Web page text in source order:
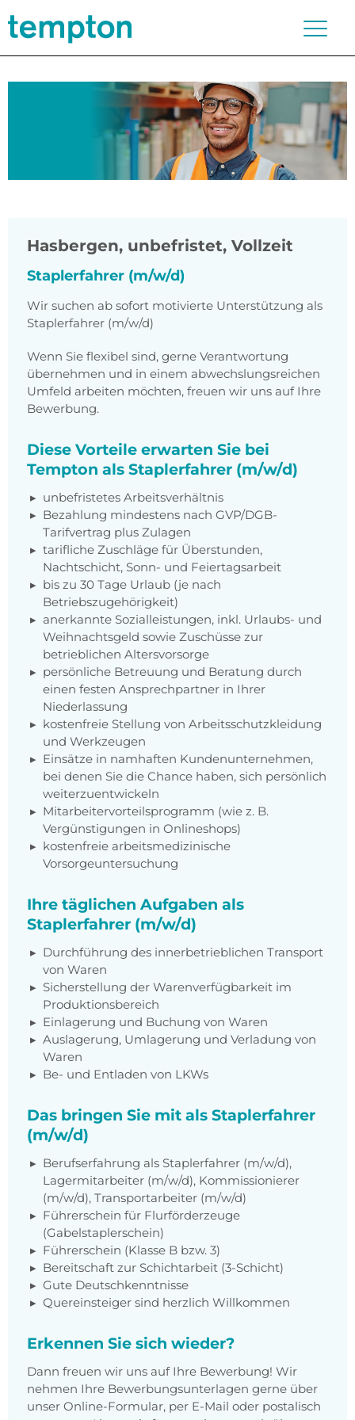
Hasbergen, unbefristet, Vollzeit
Staplerfahrer (m/w/d)
Wir suchen ab sofort motivierte Unterstützung als
Staplerfahrer (m/w/d)
Wenn Sie flexibel sind, gerne Verantwortung
übernehmen und in einem abwechslungsreichen
Umfeld arbeiten möchten, freuen wir uns auf Ihre
Bewerbung.
Diese Vorteile erwarten Sie bei
Tempton als Staplerfahrer (m/w/d)
unbefristetes Arbeitsverhältnis
Bezahlung mindestens nach GVP/DGB-
Tarifvertrag plus Zulagen
tarifliche Zuschläge für Überstunden,
Nachtschicht, Sonn- und Feiertagsarbeit
bis zu 30 Tage Urlaub (je nach
Betriebszugehörigkeit)
anerkannte Sozialleistungen, inkl. Urlaubs- und
Weihnachtsgeld sowie Zuschüsse zur
betrieblichen Altersvorsorge
persönliche Betreuung und Beratung durch
einen festen Ansprechpartner in Ihrer
Niederlassung
kostenfreie Stellung von Arbeitsschutzkleidung
und Werkzeugen
Einsätze in namhaften Kundenunternehmen,
bei denen Sie die Chance haben, sich persönlich
weiterzuentwickeln
Mitarbeitervorteilsprogramm (wie z. B.
Vergünstigungen in Onlineshops)
kostenfreie arbeitsmedizinische
Vorsorgeuntersuchung
Ihre täglichen Aufgaben als
Staplerfahrer (m/w/d)
Durchführung des innerbetrieblichen Transport
von Waren
Sicherstellung der Warenverfügbarkeit im
Produktionsbereich
Einlagerung und Buchung von Waren
Auslagerung, Umlagerung und Verladung von
Waren
Be- und Entladen von LKWs
Das bringen Sie mit als Staplerfahrer
(m/w/d)
Berufserfahrung als Staplerfahrer (m/w/d),
Lagermitarbeiter (m/w/d), Kommissionierer
(m/w/d), Transportarbeiter (m/w/d)
Führerschein für Flurförderzeuge
(Gabelstaplerschein)
Führerschein (Klasse B bzw. 3)
Bereitschaft zur Schichtarbeit (3-Schicht)
Gute Deutschkenntnisse
Quereinsteiger sind herzlich Willkommen
Erkennen Sie sich wieder?
Dann freuen wir uns auf Ihre Bewerbung! Wir
nehmen Ihre Bewerbungsunterlagen gerne über
unser Online-Formular, per E-Mail oder postalisch